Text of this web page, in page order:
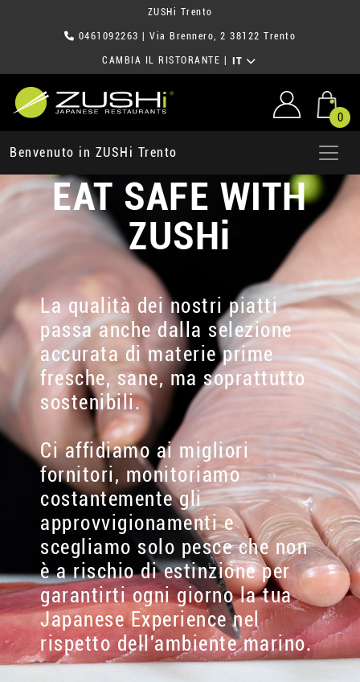
ZUSHi Trento
0461092263 | Via Brennero, 2 38122 Trento
CAMBIA IL RISTORANTE IT
0
Benvenuto in ZUSHi Trento
EAT SAFE WITH
ZUSHi
La qualità dei nostri piatti
passa anche dalla selezione
accurata di materie prime
fresche, sane, ma soprattutto
sostenibili.
Ci affidiamo ai migliori
fornitori, monitoriamo
costantemente gli
approvvigionamenti e
scegliamo solo pesce che non
è a rischio di estinzione per
garantirti ogni giorno la tua
Japanese Experience nel
rispetto dell'ambiente marino.